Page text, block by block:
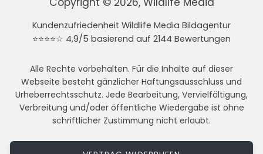
Kundenzufriedenheit Wildlife Media Bildagentur
⭐⭐⭐⭐☆ 4,9/5 basierend auf 2144 Bewertungen
Alle Rechte vorbehalten. Für die Inhalte auf dieser
Webseite besteht gänzlicher Haftungsausschluss und
Urheberrechtsschutz. Jede Bearbeitung, Vervielfältigung,
Verbreitung und/oder öffentliche Wiedergabe ist ohne
schriftlicher Zustimmung nicht erlaubt.